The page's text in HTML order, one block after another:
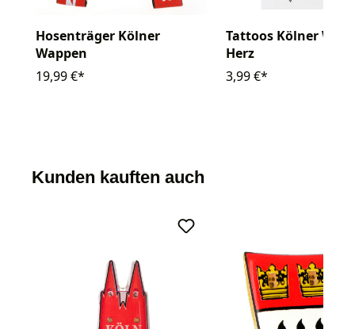
Hosenträger Kölner
Wappen
19,99 €*
Tattoos Kölner
Herz
3,99 €*
Kunden kauften auch